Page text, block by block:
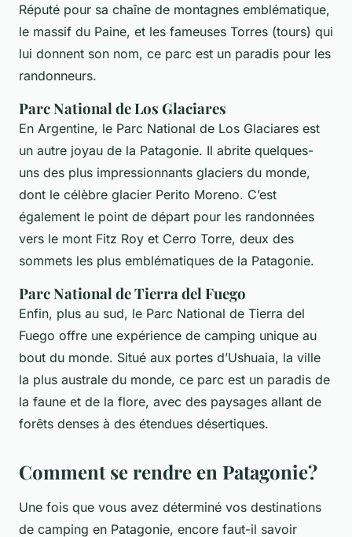
Réputé pour sa chaîne de montagnes emblématique,
le massif du Paine, et les fameuses Torres (tours) qui
lui donnent son nom, ce parc est un paradis pour les
randonneurs.
Parc National de Los Glaciares
En Argentine, le Parc National de Los Glaciares est
un autre joyau de la Patagonie. Il abrite quelques-
uns des plus impressionnants glaciers du monde,
dont le célèbre glacier Perito Moreno. C’est
également le point de départ pour les randonnées
vers le mont Fitz Roy et Cerro Torre, deux des
sommets les plus emblématiques de la Patagonie.
Parc National de Tierra del Fuego
Enfin, plus au sud, le Parc National de Tierra del
Fuego offre une expérience de camping unique au
bout du monde. Situé aux portes d’Ushuaia, la ville
la plus australe du monde, ce parc est un paradis de
la faune et de la flore, avec des paysages allant de
forêts denses à des étendues désertiques.
Comment se rendre en Patagonie?
Une fois que vous avez déterminé vos destinations
de camping en Patagonie, encore faut-il savoir